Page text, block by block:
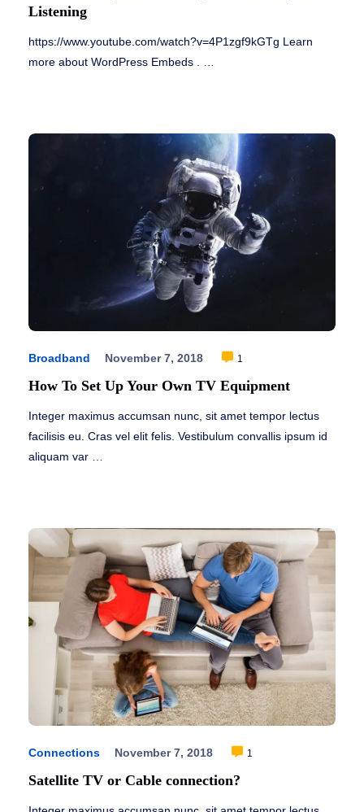
Listening
https://www.youtube.com/watch?v=4P1zgf9kGTg Learn
more about WordPress Embeds . …
Broadband November 7, 2018 1
How To Set Up Your Own TV Equipment
Integer maximus accumsan nunc, sit amet tempor lectus
facilisis eu. Cras vel elit felis. Vestibulum convallis ipsum id
aliquam var …
Connections November 7, 2018 1
Satellite TV or Cable connection?